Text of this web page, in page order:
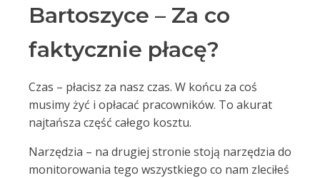
Bartoszyce – Za co
faktycznie płacę?
Czas – płacisz za nasz czas. W końcu za coś
musimy żyć i opłacać pracowników. To akurat
najtańsza część całego kosztu.
Narzędzia – na drugiej stronie stoją narzędzia do
monitorowania tego wszystkiego co nam zleciłeś